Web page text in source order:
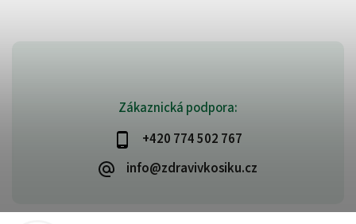
Zákaznická podpora:
+420 774 502 767
info@zdravivkosiku.cz